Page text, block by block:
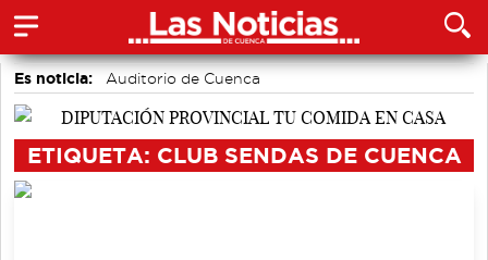
Es noticia:
Auditorio de Cuenca
Actividades culturales en Cuenca
ETIQUETA: CLUB SENDAS DE CUENCA